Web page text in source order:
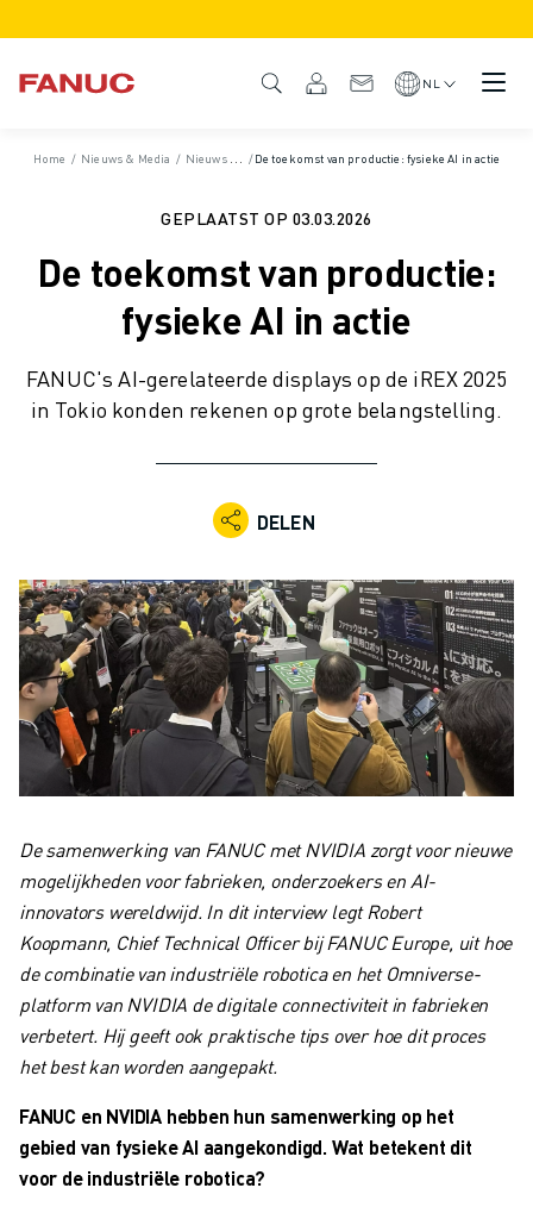
PRODUCTOVERZICHT
CNC FUNCTIES/OPTIES
SIMULATIE - DIGITAL TWIN OPLOSSINGEN
CNC ONDERWIJS PRODUCTEN
RETROFIT OPLOSSINGEN
COLLABORATIEVE ROBOTS
ROBOT AANBOD
ROBOT CONTROLLERS
ROBOT ACCESSOIRES
ROBOT SOFTWARE
SIMULATIE SOFTWARE
ROBOTS VOOR HET ONDERWIJS
ROBOT AUTOMATISERING
ARTICULATED ROBOTS
ARC MATE SERIE
M-900 SERIE
DELTA ROBOTS
FOOD & CLEANROOM ROBOTS
VERFSPUIT ROBOTS
PALLETISEER ROBOTS
SCARA ROBOTS
COMPACTE CNC-BEWERKINGSCENTRA
ROBODRILL FILTER
ROBODRILL COMPACTE CNC-BEWERKINGSCENTRA
NL
Home / Nieuws & Media / Nieuws & Persberichten /Nieuws
/De toekomst van productie: fysieke AI in actie
GEPLAATST OP 03.03.2026
De toekomst van productie:
fysieke AI in actie
FANUC's AI-gerelateerde displays op de iREX 2025
in Tokio konden rekenen op grote belangstelling.
DELEN
De samenwerking van FANUC met NVIDIA zorgt voor nieuwe
mogelijkheden voor fabrieken, onderzoekers en AI-
innovators wereldwijd. In dit interview legt Robert
Koopmann, Chief Technical Officer bij FANUC Europe, uit hoe
de combinatie van industriële robotica en het Omniverse-
platform van NVIDIA de digitale connectiviteit in fabrieken
verbetert. Hij geeft ook praktische tips over hoe dit proces
het best kan worden aangepakt.
FANUC en NVIDIA hebben hun samenwerking op het
gebied van fysieke AI aangekondigd. Wat betekent dit
voor de industriële robotica?